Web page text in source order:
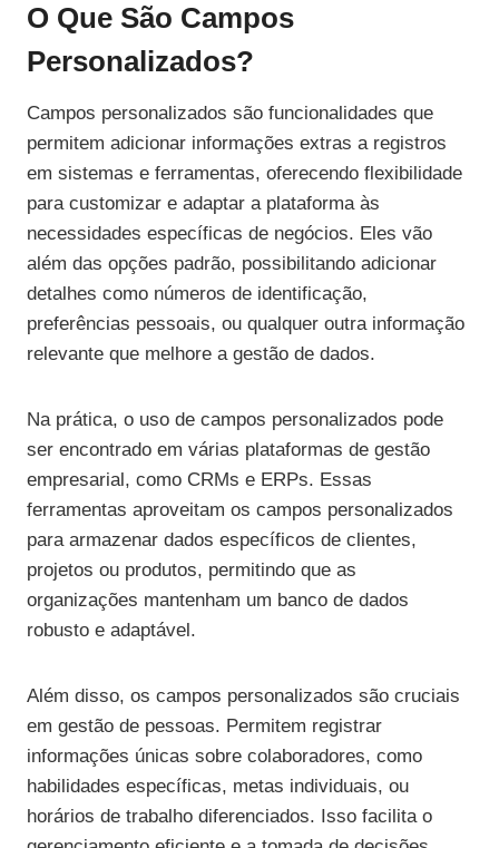
O Que São Campos
Personalizados?
Campos personalizados são funcionalidades que
permitem adicionar informações extras a registros
em sistemas e ferramentas, oferecendo flexibilidade
para customizar e adaptar a plataforma às
necessidades específicas de negócios. Eles vão
além das opções padrão, possibilitando adicionar
detalhes como números de identificação,
preferências pessoais, ou qualquer outra informação
relevante que melhore a gestão de dados.
Na prática, o uso de campos personalizados pode
ser encontrado em várias plataformas de gestão
empresarial, como CRMs e ERPs. Essas
ferramentas aproveitam os campos personalizados
para armazenar dados específicos de clientes,
projetos ou produtos, permitindo que as
organizações mantenham um banco de dados
robusto e adaptável.
Além disso, os campos personalizados são cruciais
em gestão de pessoas. Permitem registrar
informações únicas sobre colaboradores, como
habilidades específicas, metas individuais, ou
horários de trabalho diferenciados. Isso facilita o